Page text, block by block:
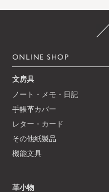
ONLINE SHOP
文房具
ノート・メモ・日記
手帳革カバー
レター・カード
その他紙製品
機能文具
革小物